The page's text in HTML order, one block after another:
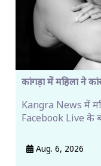
कांगड़ा में महिला ने
Kangra News में
Facebook Live के
Aug. 6, 2026